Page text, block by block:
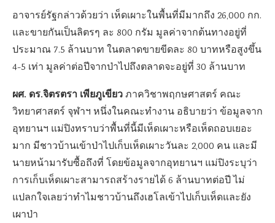
อาจารย์รัฐกล่าวด้วยว่า เห็ดเผาะในพื้นที่มีมากถึง 26,000 กก.
และขายกันเป็นลิตรๆ ละ 800 กรัม มูลค่าจากต้นทางอยู่ที่
ประมาณ 7.5 ล้านบาท ในตลาดขายขีดละ 80 บาทหรือสูงขึ้น
4-5 เท่า มูลค่าต่อปีจากป่าไปถึงตลาดจะอยู่ที่ 30 ล้านบาท
ผศ. ดร.จิตรตรา เพียภูเขียวภาควิชาพฤกษศาสตร์ คณะ
วิทยาศาสตร์ จุฬาฯ หนึ่งในคณะทำงาน อธิบายว่า ข้อมูลจาก
อุทยานฯ แม่ปิงทราบว่าพื้นที่นี้มีเห็ดเผาะหรือเห็ดถอบเยอะ
มาก มีชาวบ้านเข้าป่าไปเก็บเห็ดเผาะวันละ 2,000 คน และมี
นายหน้ามารับซื้อถึงที่ โดยข้อมูลจากอุทยานฯ แม่ปิงระบุว่า
การเก็บเห็ดเผาะสามารถสร้างรายได้ 6 ล้านบาทต่อปี ไม่
แปลกใจเลยว่าทำไมชาวบ้านถึงเฮโลเข้าไปเก็บเห็ดและยัง
เผาป่า